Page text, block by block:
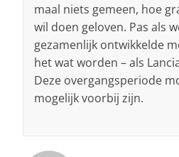
maal niets gemeen, hoe
wil doen geloven. Pas als
gezamenlijk ontwikkelde
het wat worden – als
Deze overgangsperiode
mogelijk voorbij zijn.